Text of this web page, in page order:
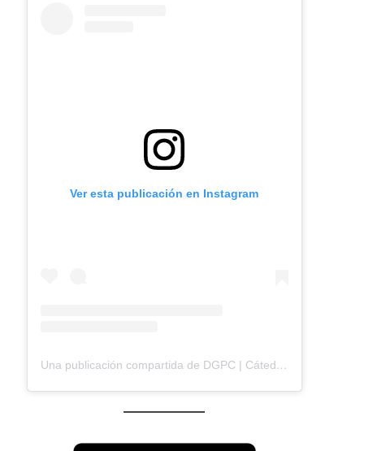
Ver esta publicación en Instagram
Una publicación compartida de DGPC | Cátedra Ocampo | FADU | UBA (@dgpc.catedraocampo)